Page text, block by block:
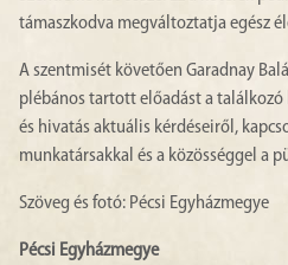
támaszkodva megváltoztatja egész
A szentmisét követően Garadnay
plébános tartott előadást a
és hivatás aktuális kérdéseiről,
munkatársakkal és a közösséggel a
Szöveg és fotó: Pécsi Egyházmegye
Pécsi Egyházmegye